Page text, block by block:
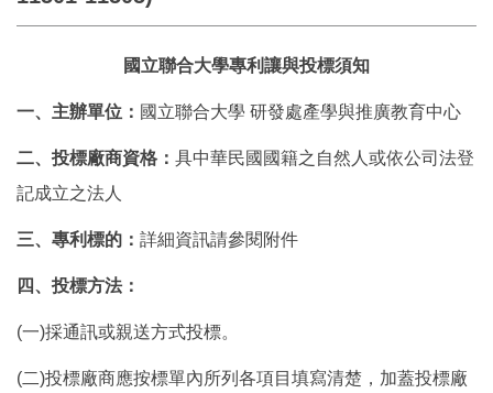
國立聯合大學專利讓與投標須知
一、主辦單位： 國立聯合大學 研發處產學與推廣教育中心
二、投標廠商資格： 具中華民國國籍之自然人或依公司法登
記成立之法人
三、專利標的： 詳細資訊請參閱附件
四、投標方法：
(一)採通訊或親送方式投標。
(二)投標廠商應按標單內所列各項目填寫清楚，加蓋投標廠